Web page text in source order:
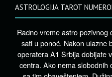
ASTROLOGIJA TAROT
Radno vreme astro
sati u ponoć. Nakon ulazne
operatera A1 Srbija dobijate
centra. Ako nema slobodnih